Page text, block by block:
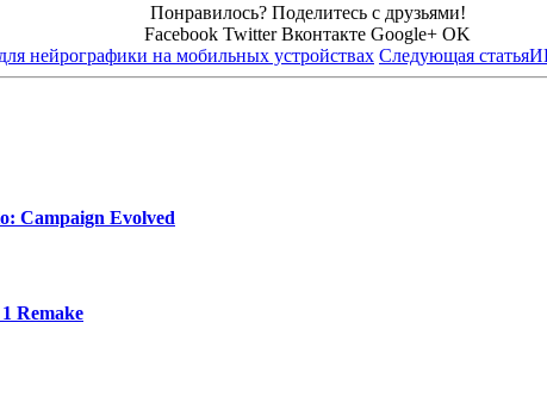
Понравилось? Поделитесь с друзьями!
Facebook Twitter Вконтакте Google+ OK
нейрографики на мобильных устройствах Следующая статья
Campaign Evolved
Remake